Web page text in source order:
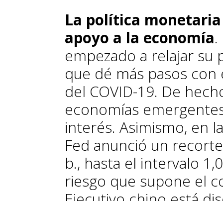
La política
apoyo a la economía
empezado a relajar su
que dé más pasos
del COVID-19. De
economías
interés. Asimismo, en
Fed anunció un
b., hasta el intervalo
riesgo que supone el